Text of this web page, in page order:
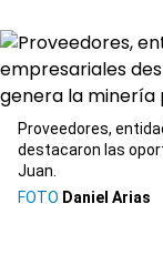
Proveedores,
destacaron las
Juan.
Daniel Arias